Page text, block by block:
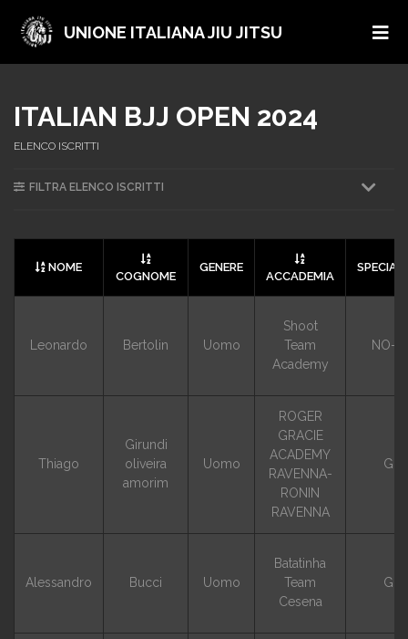
UNIONE ITALIANA JIU JITSU
ITALIAN BJJ OPEN 2024
ELENCO ISCRITTI
FILTRA ELENCO ISCRITTI
NOME
COGNOME
GENERE
ACCADEMIA
Leonardo Bertolin Uomo
Shoot
Team
Academy
NO-GI
Thiago
Girundi
oliveira
amorim
Uomo
ROGER
GRACIE
ACADEMY
RAVENNA-
RONIN
RAVENNA
GI
Alessandro Bucci Uomo
Batatinha
Team
Cesena
GI